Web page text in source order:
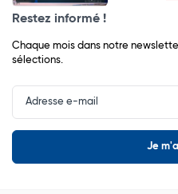
Restez informé !
Chaque mois dans notre
sélections.
Input
Newsletter